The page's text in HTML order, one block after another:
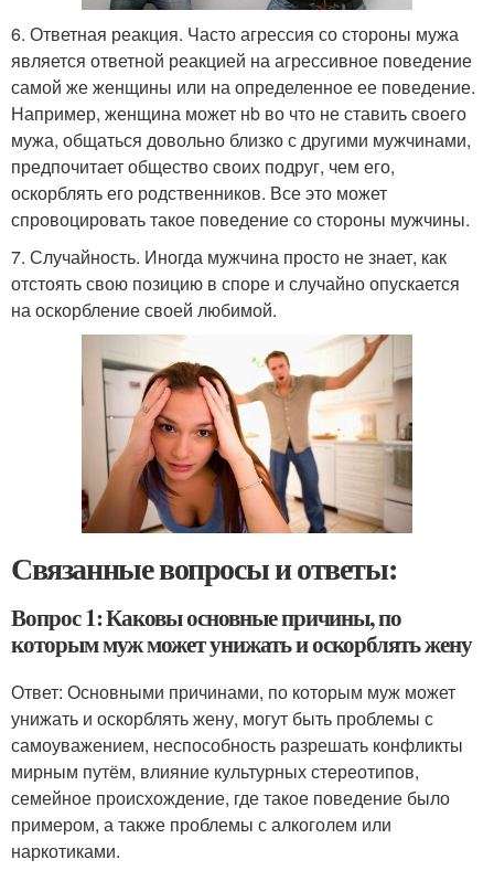
6. Ответная реакция. Часто агрессия со стороны мужа
является ответной реакцией на агрессивное поведение
самой же женщины или на определенное ее поведение.
Например, женщина может нb во что не ставить своего
мужа, общаться довольно близко с другими мужчинами,
предпочитает общество своих подруг, чем его,
оскорблять его родственников. Все это может
спровоцировать такое поведение со стороны мужчины.
7. Случайность. Иногда мужчина просто не знает, как
отстоять свою позицию в споре и случайно опускается
на оскорбление своей любимой.
Связанные вопросы и ответы:
Вопрос 1: Каковы основные причины, по
которым муж может унижать и оскорблять жену
Ответ: Основными причинами, по которым муж может
унижать и оскорблять жену, могут быть проблемы с
самоуважением, неспособность разрешать конфликты
мирным путём, влияние культурных стереотипов,
семейное происхождение, где такое поведение было
примером, а также проблемы с алкоголем или
наркотиками.